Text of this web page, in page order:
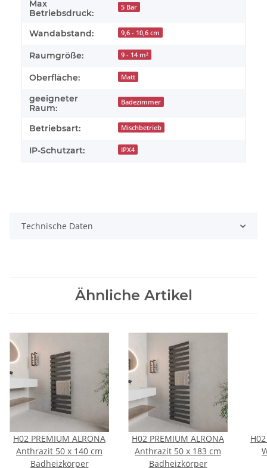
Max
Betriebsdruck:
5 Bar
Wandabstand: 9,6 - 10,6 cm
Raumgröße: 9 - 14 m²
Oberfläche: Matt
geeigneter
Raum:
Badezimmer
Betriebsart: Mischbetrieb
IP-Schutzart: IPX4
Technische Daten
Ähnliche Artikel
H02 PREMIUM ALRONA
Anthrazit 50 x 140 cm
Badheizkörper
H02 PREMIUM ALRONA
Anthrazit 50 x 183 cm
Badheizkörper